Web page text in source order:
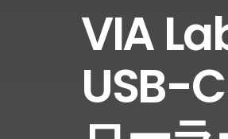
VIA
USB-